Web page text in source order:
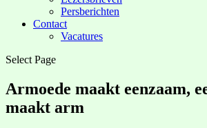
Persberichten
Contact
Vacatures
Select Page
Armoede maakt eenzaam,
maakt arm